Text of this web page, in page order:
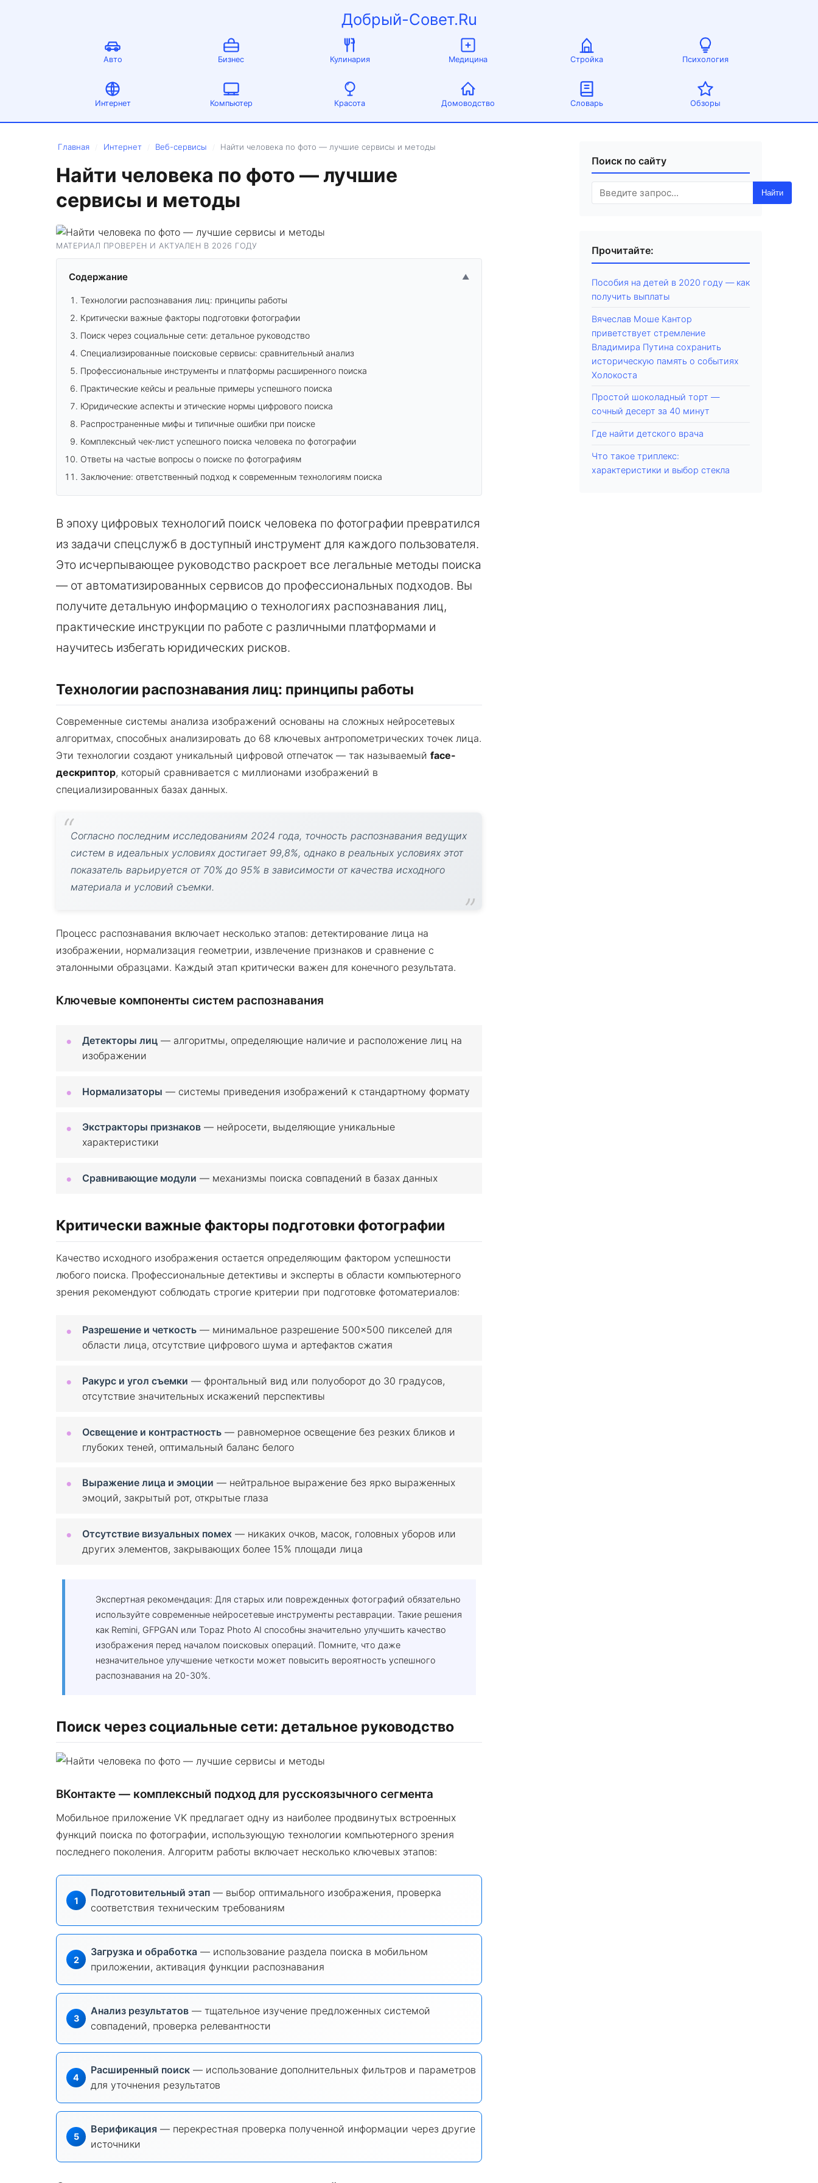
Добрый-Совет.Ru
Авто Бизнес Кулинария Медицина Стройка Психология
Интернет Компьютер Красота Домоводство Словарь Обзоры
Главная Интернет Веб-сервисы Найти человека по фото — лучшие сервисы и методы
Найти человека по фото — лучшие
сервисы и методы
МАТЕРИАЛ ПРОВЕРЕН И АКТУАЛЕН В 2026 ГОДУ
Содержание ▲
Технологии распознавания лиц: принципы работы
Критически важные факторы подготовки фотографии
Поиск через социальные сети: детальное руководство
Специализированные поисковые сервисы: сравнительный анализ
Профессиональные инструменты и платформы расширенного поиска
Практические кейсы и реальные примеры успешного поиска
Юридические аспекты и этические нормы цифрового поиска
Распространенные мифы и типичные ошибки при поиске
Комплексный чек-лист успешного поиска человека по фотографии
Ответы на частые вопросы о поиске по фотографиям
Заключение: ответственный подход к современным технологиям поиска
В эпоху цифровых технологий поиск человека по фотографии превратился
из задачи спецслужб в доступный инструмент для каждого пользователя.
Это исчерпывающее руководство раскроет все легальные методы поиска
— от автоматизированных сервисов до профессиональных подходов. Вы
получите детальную информацию о технологиях распознавания лиц,
практические инструкции по работе с различными платформами и
научитесь избегать юридических рисков.
Технологии распознавания лиц: принципы работы
Современные системы анализа изображений основаны на сложных нейросетевых
алгоритмах, способных анализировать до 68 ключевых антропометрических точек лица.
Эти технологии создают уникальный цифровой отпечаток — так называемый face-
дескриптор, который сравнивается с миллионами изображений в
специализированных базах данных.
Согласно последним исследованиям 2024 года, точность распознавания ведущих
систем в идеальных условиях достигает 99,8%, однако в реальных условиях этот
показатель варьируется от 70% до 95% в зависимости от качества исходного
материала и условий съемки.
Процесс распознавания включает несколько этапов: детектирование лица на
изображении, нормализация геометрии, извлечение признаков и сравнение с
эталонными образцами. Каждый этап критически важен для конечного результата.
Ключевые компоненты систем распознавания
Детекторы лиц — алгоритмы, определяющие наличие и расположение лиц на
изображении
Нормализаторы — системы приведения изображений к стандартному формату
Экстракторы признаков — нейросети, выделяющие уникальные
характеристики
Сравнивающие модули — механизмы поиска совпадений в базах данных
Критически важные факторы подготовки фотографии
Качество исходного изображения остается определяющим фактором успешности
любого поиска. Профессиональные детективы и эксперты в области компьютерного
зрения рекомендуют соблюдать строгие критерии при подготовке фотоматериалов:
Разрешение и четкость — минимальное разрешение 500×500 пикселей для
области лица, отсутствие цифрового шума и артефактов сжатия
Ракурс и угол съемки — фронтальный вид или полуоборот до 30 градусов,
отсутствие значительных искажений перспективы
Освещение и контрастность — равномерное освещение без резких бликов и
глубоких теней, оптимальный баланс белого
Выражение лица и эмоции — нейтральное выражение без ярко выраженных
эмоций, закрытый рот, открытые глаза
Отсутствие визуальных помех — никаких очков, масок, головных уборов или
других элементов, закрывающих более 15% площади лица
Экспертная рекомендация: Для старых или поврежденных фотографий обязательно
используйте современные нейросетевые инструменты реставрации. Такие решения
как Remini, GFPGAN или Topaz Photo AI способны значительно улучшить качество
изображения перед началом поисковых операций. Помните, что даже
незначительное улучшение четкости может повысить вероятность успешного
распознавания на 20-30%.
Поиск через социальные сети: детальное руководство
ВКонтакте — комплексный подход для русскоязычного сегмента
Мобильное приложение VK предлагает одну из наиболее продвинутых встроенных
функций поиска по фотографии, использующую технологии компьютерного зрения
последнего поколения. Алгоритм работы включает несколько ключевых этапов:
Подготовительный этап — выбор оптимального изображения, проверка
соответствия техническим требованиям
Загрузка и обработка — использование раздела поиска в мобильном
приложении, активация функции распознавания
Анализ результатов — тщательное изучение предложенных системой
совпадений, проверка релевантности
Расширенный поиск — использование дополнительных фильтров и параметров
для уточнения результатов
Верификация — перекрестная проверка полученной информации через другие
источники
Поиск по сайту
Найти
Прочитайте:
Пособия на детей в 2020 году — как
получить выплаты
Вячеслав Моше Кантор
приветствует стремление
Владимира Путина сохранить
историческую память о событиях
Холокоста
Простой шоколадный торт —
сочный десерт за 40 минут
Где найти детского врача
Что такое триплекс:
характеристики и выбор стекла